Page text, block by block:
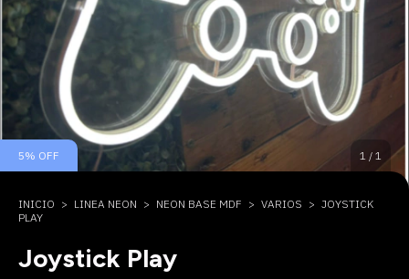
5% OFF 1 / 1
INICIO > LINEA NEON > NEON BASE MDF > VARIOS > JOYSTICK
PLAY
Joystick Play